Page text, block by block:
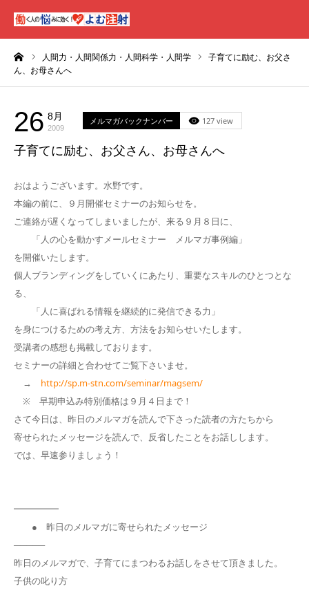
人間力・人間関係力・人間科学・人間学
子育てに励む、お父さ
ん、お母さんへ
26 8月
2009
メルマガバックナンバー 127 view
子育てに励む、お父さん、お母さんへ
おはようございます。水野です。
本編の前に、９月開催セミナーのお知らせを。
ご連絡が遅くなってしまいましたが、来る９月８日に、
「人の心を動かすメールセミナー メルマガ事例編」
を開催いたします。
個人ブランディングをしていくにあたり、重要なスキルのひとつとな
る、
「人に喜ばれる情報を継続的に発信できる力」
を身につけるための考え方、方法をお知らせいたします。
受講者の感想も掲載しております。
セミナーの詳細と合わせてご覧下さいませ。
→ http://sp.m-stn.com/seminar/magsem/
※ 早期申込み特別価格は９月４日まで！
さて今日は、昨日のメルマガを読んで下さった読者の方たちから
寄せられたメッセージを読んで、反省したことをお話しします。
では、早速参りましょう！
━━━━━
● 昨日のメルマガに寄せられたメッセージ
─────
昨日のメルマガで、子育てにまつわるお話しをさせて頂きました。
子供の叱り方